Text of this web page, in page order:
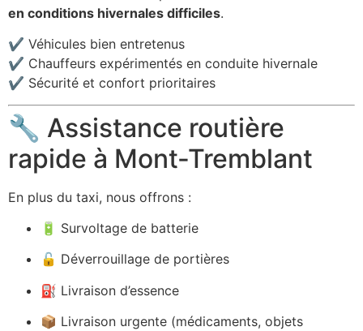
en conditions hivernales difficiles.
✔ Véhicules bien entretenus
✔ Chauffeurs expérimentés en conduite hivernale
✔ Sécurité et confort prioritaires
🔧 Assistance routière
rapide à Mont-Tremblant
En plus du taxi, nous offrons :
🔋 Survoltage de batterie
🔓 Déverrouillage de portières
⛽ Livraison d’essence
📦 Livraison urgente (médicaments, objets